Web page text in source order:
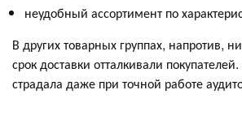
неудобный ассортимент по
В других товарных группах, напротив,
срок доставки отталкивали
страдала даже при точной работе